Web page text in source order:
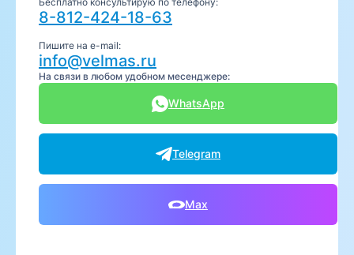
8-812-424-18-63
Пишите на e-mail:
info@velmas.ru
На связи в любом удобном месенджере:
WhatsApp
Telegram
Max